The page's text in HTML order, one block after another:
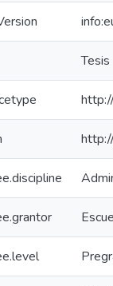
Tesis